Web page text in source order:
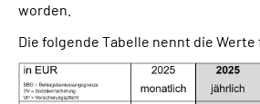
worden.
Die folgende Tabelle nennt die